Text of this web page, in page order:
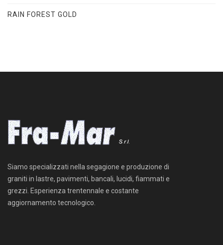
RAIN FOREST GOLD
Siamo specializzati nella segagione e produzione di
graniti in lastre, pavimenti, bancali, lucidi, fiammati e
grezzi. Esperienza trentennale e costante
aggiornamento tecnologico.